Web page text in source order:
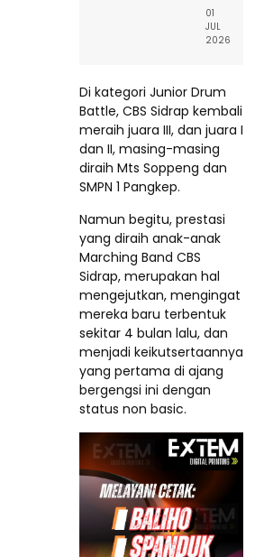
01
JUL
2026
Di kategori Junior Drum
Battle, CBS Sidrap kembali
meraih juara III, dan juara I
dan II, masing-masing
diraih Mts Soppeng dan
SMPN 1 Pangkep.
Namun begitu, prestasi
yang diraih anak-anak
Marching Band CBS
Sidrap, merupakan hal
mengejutkan, mengingat
mereka baru terbentuk
sekitar 4 bulan lalu, dan
menjadi keikutsertaannya
yang pertama di ajang
bergengsi ini dengan
status non basic.